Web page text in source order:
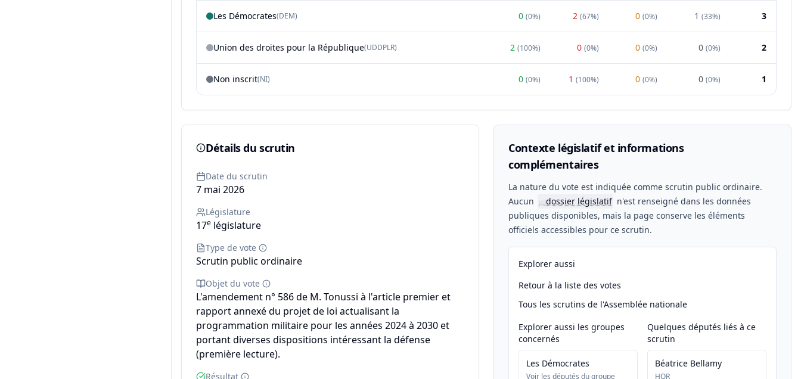
Les Démocrates(DEM) 0 (0%) 2 (67%) 0 (0%) 1 (33%) 3
Union des droites pour la République(UDDPLR) 2 (100%) 0 (0%) 0 (0%) 0 (0%) 2
Non inscrit(NI) 0 (0%) 1 (100%) 0 (0%) 0 (0%) 1
Détails du scrutin
Date du scrutin
7 mai 2026
Législature
17e législature
Type de vote
Scrutin public ordinaire
Objet du vote
L'amendement n° 586 de M. Tonussi à l'article premier et
rapport annexé du projet de loi actualisant la
programmation militaire pour les années 2024 à 2030 et
portant diverses dispositions intéressant la défense
(première lecture).
Résultat
Contexte législatif et informations
complémentaires
La nature du vote est indiquée comme scrutin public ordinaire.
Aucun
📖dossier législatif n'est renseigné dans les données
publiques disponibles, mais la page conserve les éléments
officiels accessibles pour ce scrutin.
Explorer aussi
Retour à la liste des votes
Tous les scrutins de l'Assemblée nationale
Explorer aussi les groupes
concernés
Les Démocrates
Voir les députés du groupe
Quelques députés liés à ce
scrutin
Béatrice Bellamy
HOR